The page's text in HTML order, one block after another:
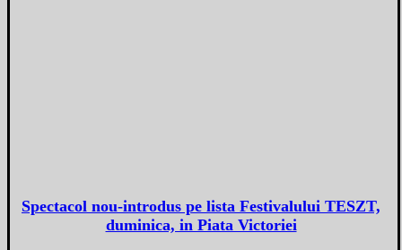
Spectacol nou-introdus pe lista Festivalului TESZT,
duminica, in Piata Victoriei